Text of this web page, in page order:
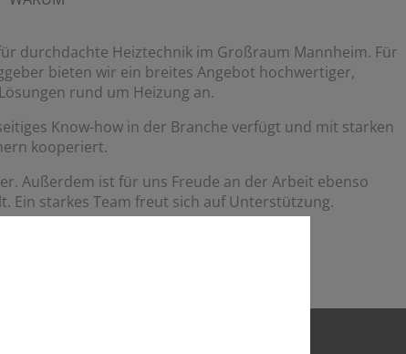
durchdachte Heiztechnik im Großraum Mannheim. Für
bieten wir ein breites Angebot hochwertiger,
rund um Heizung an.
Know-how in der Branche verfügt und mit starken
kooperiert.
Außerdem ist für uns Freude an der Arbeit ebenso
Ein starkes Team freut sich auf Unterstützung.